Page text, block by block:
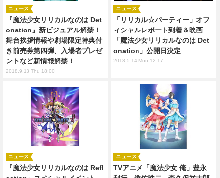
『魔法少女リリカルなのは Det
onation』新ビジュアル解禁！
舞台挨拶情報や劇場限定特典付
き前売券第四弾、入場者プレゼ
ントなど新情報解禁！
ニュース
2018.9.13 Thu 18:00
「リリカル☆パーティー」オフ
ィシャルレポート到着＆映画
「魔法少女リリカルなのは Det
onation」公開日決定
ニュース
2018.5.14 Mon 12:17
『魔法少女リリカルなのは Refl
ニュース
TVアニメ「魔法少女 俺」豊永
ニュース